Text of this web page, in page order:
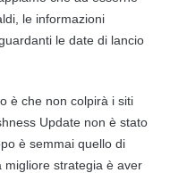
le informazioni
le date di lancio
è che non colpirà i siti
Update non è stato
è semmai quello di
migliore strategia è aver